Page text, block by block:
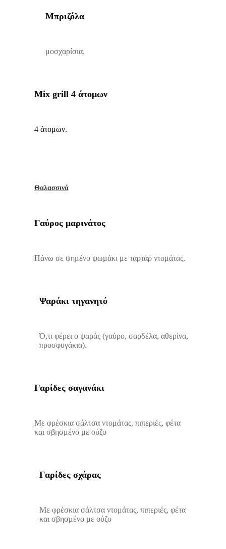
Μπριζόλα
μοσχαρίσια.
Mix grill 4 άτομων
4 άτομων.
Θαλασσινά
Γαύρος μαρινάτος
Πάνω σε ψημένο ψωμάκι με ταρτάρ ντομάτας.
Ψαράκι τηγανητό
Ό,τι φέρει ο ψαράς (γαύρο, σαρδέλα, αθερίνα,
προσφυγάκια).
Γαρίδες σαγανάκι
Με φρέσκια σάλτσα ντομάτας, πιπεριές, φέτα
και σβησμένο με ούζο
Γαρίδες σχάρας
Με φρέσκια σάλτσα ντομάτας, πιπεριές, φέτα
και σβησμένο με ούζο